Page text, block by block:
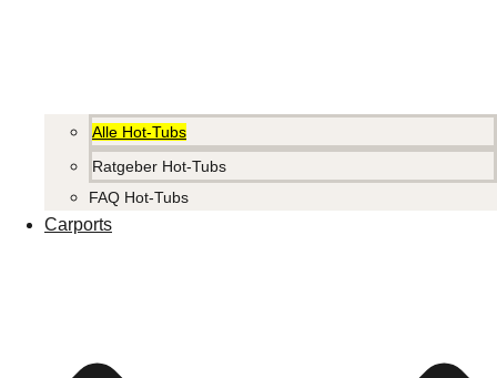
Alle Hot-Tubs
Ratgeber Hot-Tubs
FAQ Hot-Tubs
Carports